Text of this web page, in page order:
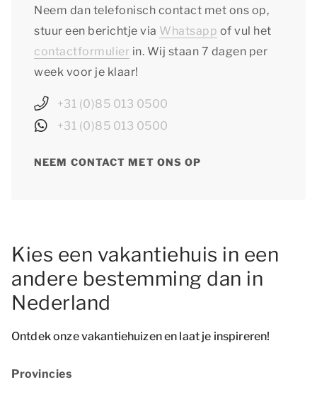
Neem dan telefonisch contact met ons op,
stuur een berichtje via Whatsapp of vul het
contactformulier in. Wij staan 7 dagen per
week voor je klaar!
+31 (0)85 013 0500
+31 (0)85 013 0500
NEEM CONTACT MET ONS OP
Kies een vakantiehuis in een
andere bestemming dan in
Nederland
Ontdek onze vakantiehuizen en laat je inspireren!
Provincies